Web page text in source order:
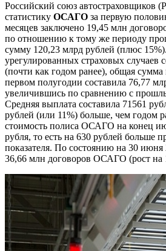
Российский союз автостраховщиков
статистику ОСАГО за первую
месяцев заключено 19,45 млн
по отношению к тому же периоду
сумму 120,23 млрд рублей (плюс
урегулированных страховых случаев
(почти как годом ранее), общая
первом полугодии составила 76,77
увеличившись по сравнению с
Средняя выплата составила 71561
рублей (или 11%) больше, чем годом
стоимость полиса ОСАГО на конец
рубля, то есть на 630 рублей больше
показателя. По состоянию на 30 июня
36,66 млн договоров ОСАГО (рост на